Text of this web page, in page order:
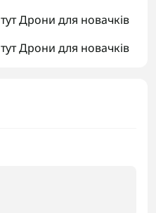
Дрони для новачків
Дрони для новачків